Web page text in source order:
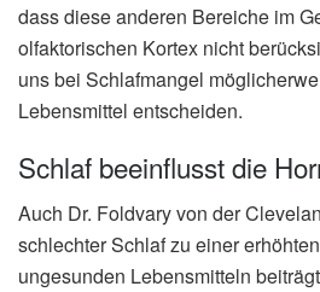
dass diese anderen Bereiche im
olfaktorischen Kortex nicht
uns bei Schlafmangel
Lebensmittel entscheiden.
Schlaf beeinflusst die
Auch Dr. Foldvary von der
schlechter Schlaf zu einer
ungesunden Lebensmitteln